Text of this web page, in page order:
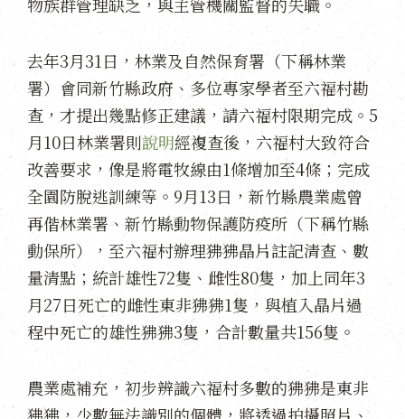
物族群管理缺乏，與主管機關監督的失職。
去年3月31日，林業及自然保育署（下稱林業
署）會同新竹縣政府、多位專家學者至六福村勘
查，才提出幾點修正建議，請六福村限期完成。5
月10日林業署則說明經複查後，六福村大致符合
改善要求，像是將電牧線由1條增加至4條；完成
全園防脫逃訓練等。9月13日，新竹縣農業處曾
再偕林業署、新竹縣動物保護防疫所（下稱竹縣
動保所），至六福村辦理狒狒晶片註記清查、數
量清點；統計雄性72隻、雌性80隻，加上同年3
月27日死亡的雌性東非狒狒1隻，與植入晶片過
程中死亡的雄性狒狒3隻，合計數量共156隻。
農業處補充，初步辨識六福村多數的狒狒是東非